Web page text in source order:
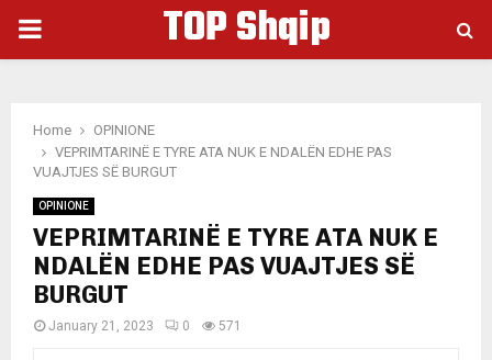
PRIMARY
TOP Shqip
Home
OPINIONE
VEPRIMTARINË E TYRE ATA NUK E NDALËN EDHE PAS
VUAJTJES SË BURGUT
OPINIONE
VEPRIMTARINË E TYRE ATA NUK E
NDALËN EDHE PAS VUAJTJES SË
BURGUT
January 21, 2023 0 571